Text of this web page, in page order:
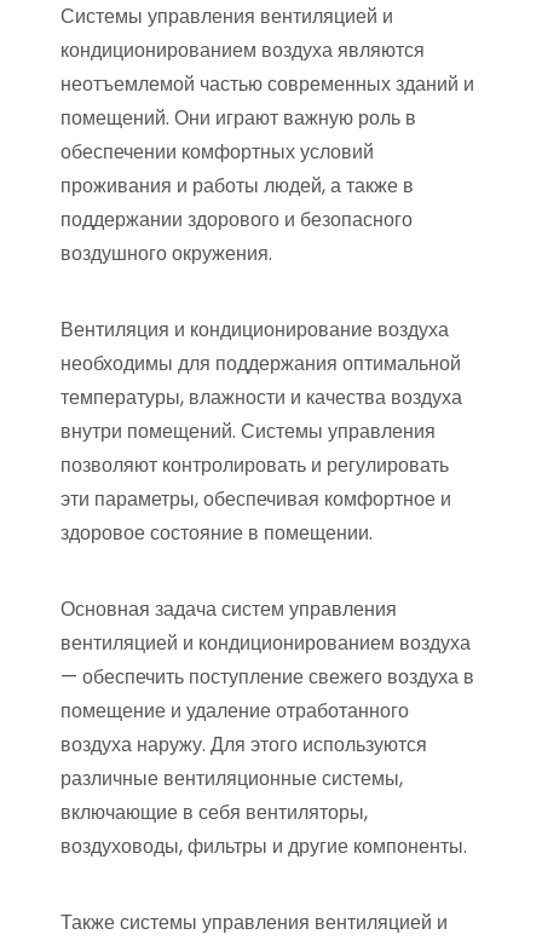
Системы управления вентиляцией и
кондиционированием воздуха являются
неотъемлемой частью современных зданий и
помещений. Они играют важную роль в
обеспечении комфортных условий
проживания и работы людей, а также в
поддержании здорового и безопасного
воздушного окружения.
Вентиляция и кондиционирование воздуха
необходимы для поддержания оптимальной
температуры, влажности и качества воздуха
внутри помещений. Системы управления
позволяют контролировать и регулировать
эти параметры, обеспечивая комфортное и
здоровое состояние в помещении.
Основная задача систем управления
вентиляцией и кондиционированием воздуха
— обеспечить поступление свежего воздуха в
помещение и удаление отработанного
воздуха наружу. Для этого используются
различные вентиляционные системы,
включающие в себя вентиляторы,
воздуховоды, фильтры и другие компоненты.
Также системы управления вентиляцией и